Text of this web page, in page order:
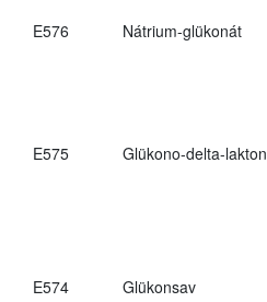
E576 Nátrium-glükonát
E575 Glükono-delta-lakton
E574 Glükonsav